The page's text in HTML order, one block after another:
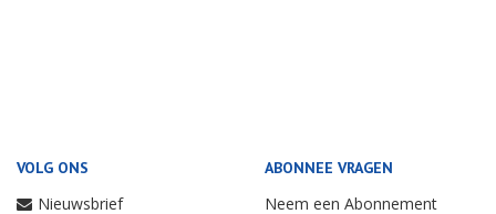
VOLG ONS
Nieuwsbrief
ABONNEE VRAGEN
Neem een Abonnement